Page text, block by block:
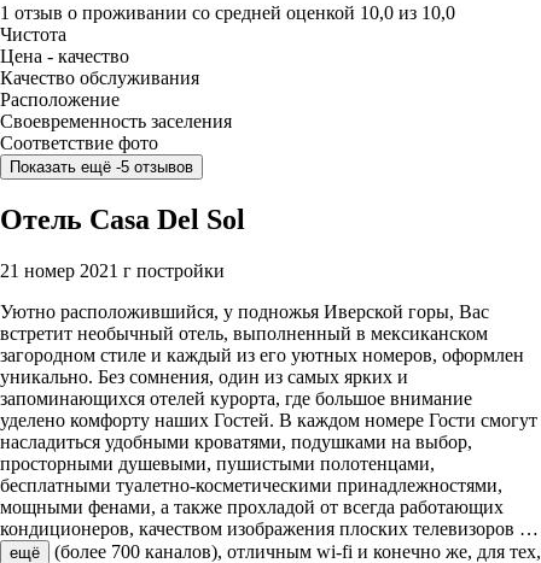
1 отзыв о проживании со средней оценкой 10,0 из 10,0
Чистота
Цена - качество
Качество обслуживания
Расположение
Своевременность заселения
Соответствие фото
Показать ещё -5 отзывов
Отель Casa Del Sol
21 номер 2021 г постройки
Уютно расположившийся, у подножья Иверской горы, Вас
встретит необычный отель, выполненный в мексиканском
загородном стиле и каждый из его уютных номеров, оформлен
уникально. Без сомнения, один из самых ярких и
запоминающихся отелей курорта, где большое внимание
уделено комфорту наших Гостей. В каждом номере Гости смогут
насладиться удобными кроватями, подушками на выбор,
просторными душевыми, пушистыми полотенцами,
бесплатными туалетно-косметическими принадлежностями,
мощными фенами, а также прохладой от всегда работающих
кондиционеров, качеством изображения плоских телевизоров …
ещё (более 700 каналов), отличным wi-fi и конечно же, для тех,